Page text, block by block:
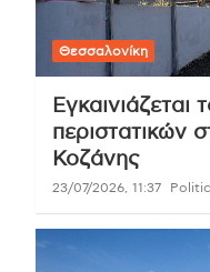
Θεσσαλονίκη
περιστατικών
Κοζάνης
23/07/2026, 11:37